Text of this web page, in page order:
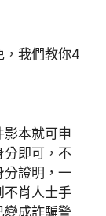
，我們教你4
影本就可申
分即可，不
分證明，一
不肖人士手
變成詐騙警